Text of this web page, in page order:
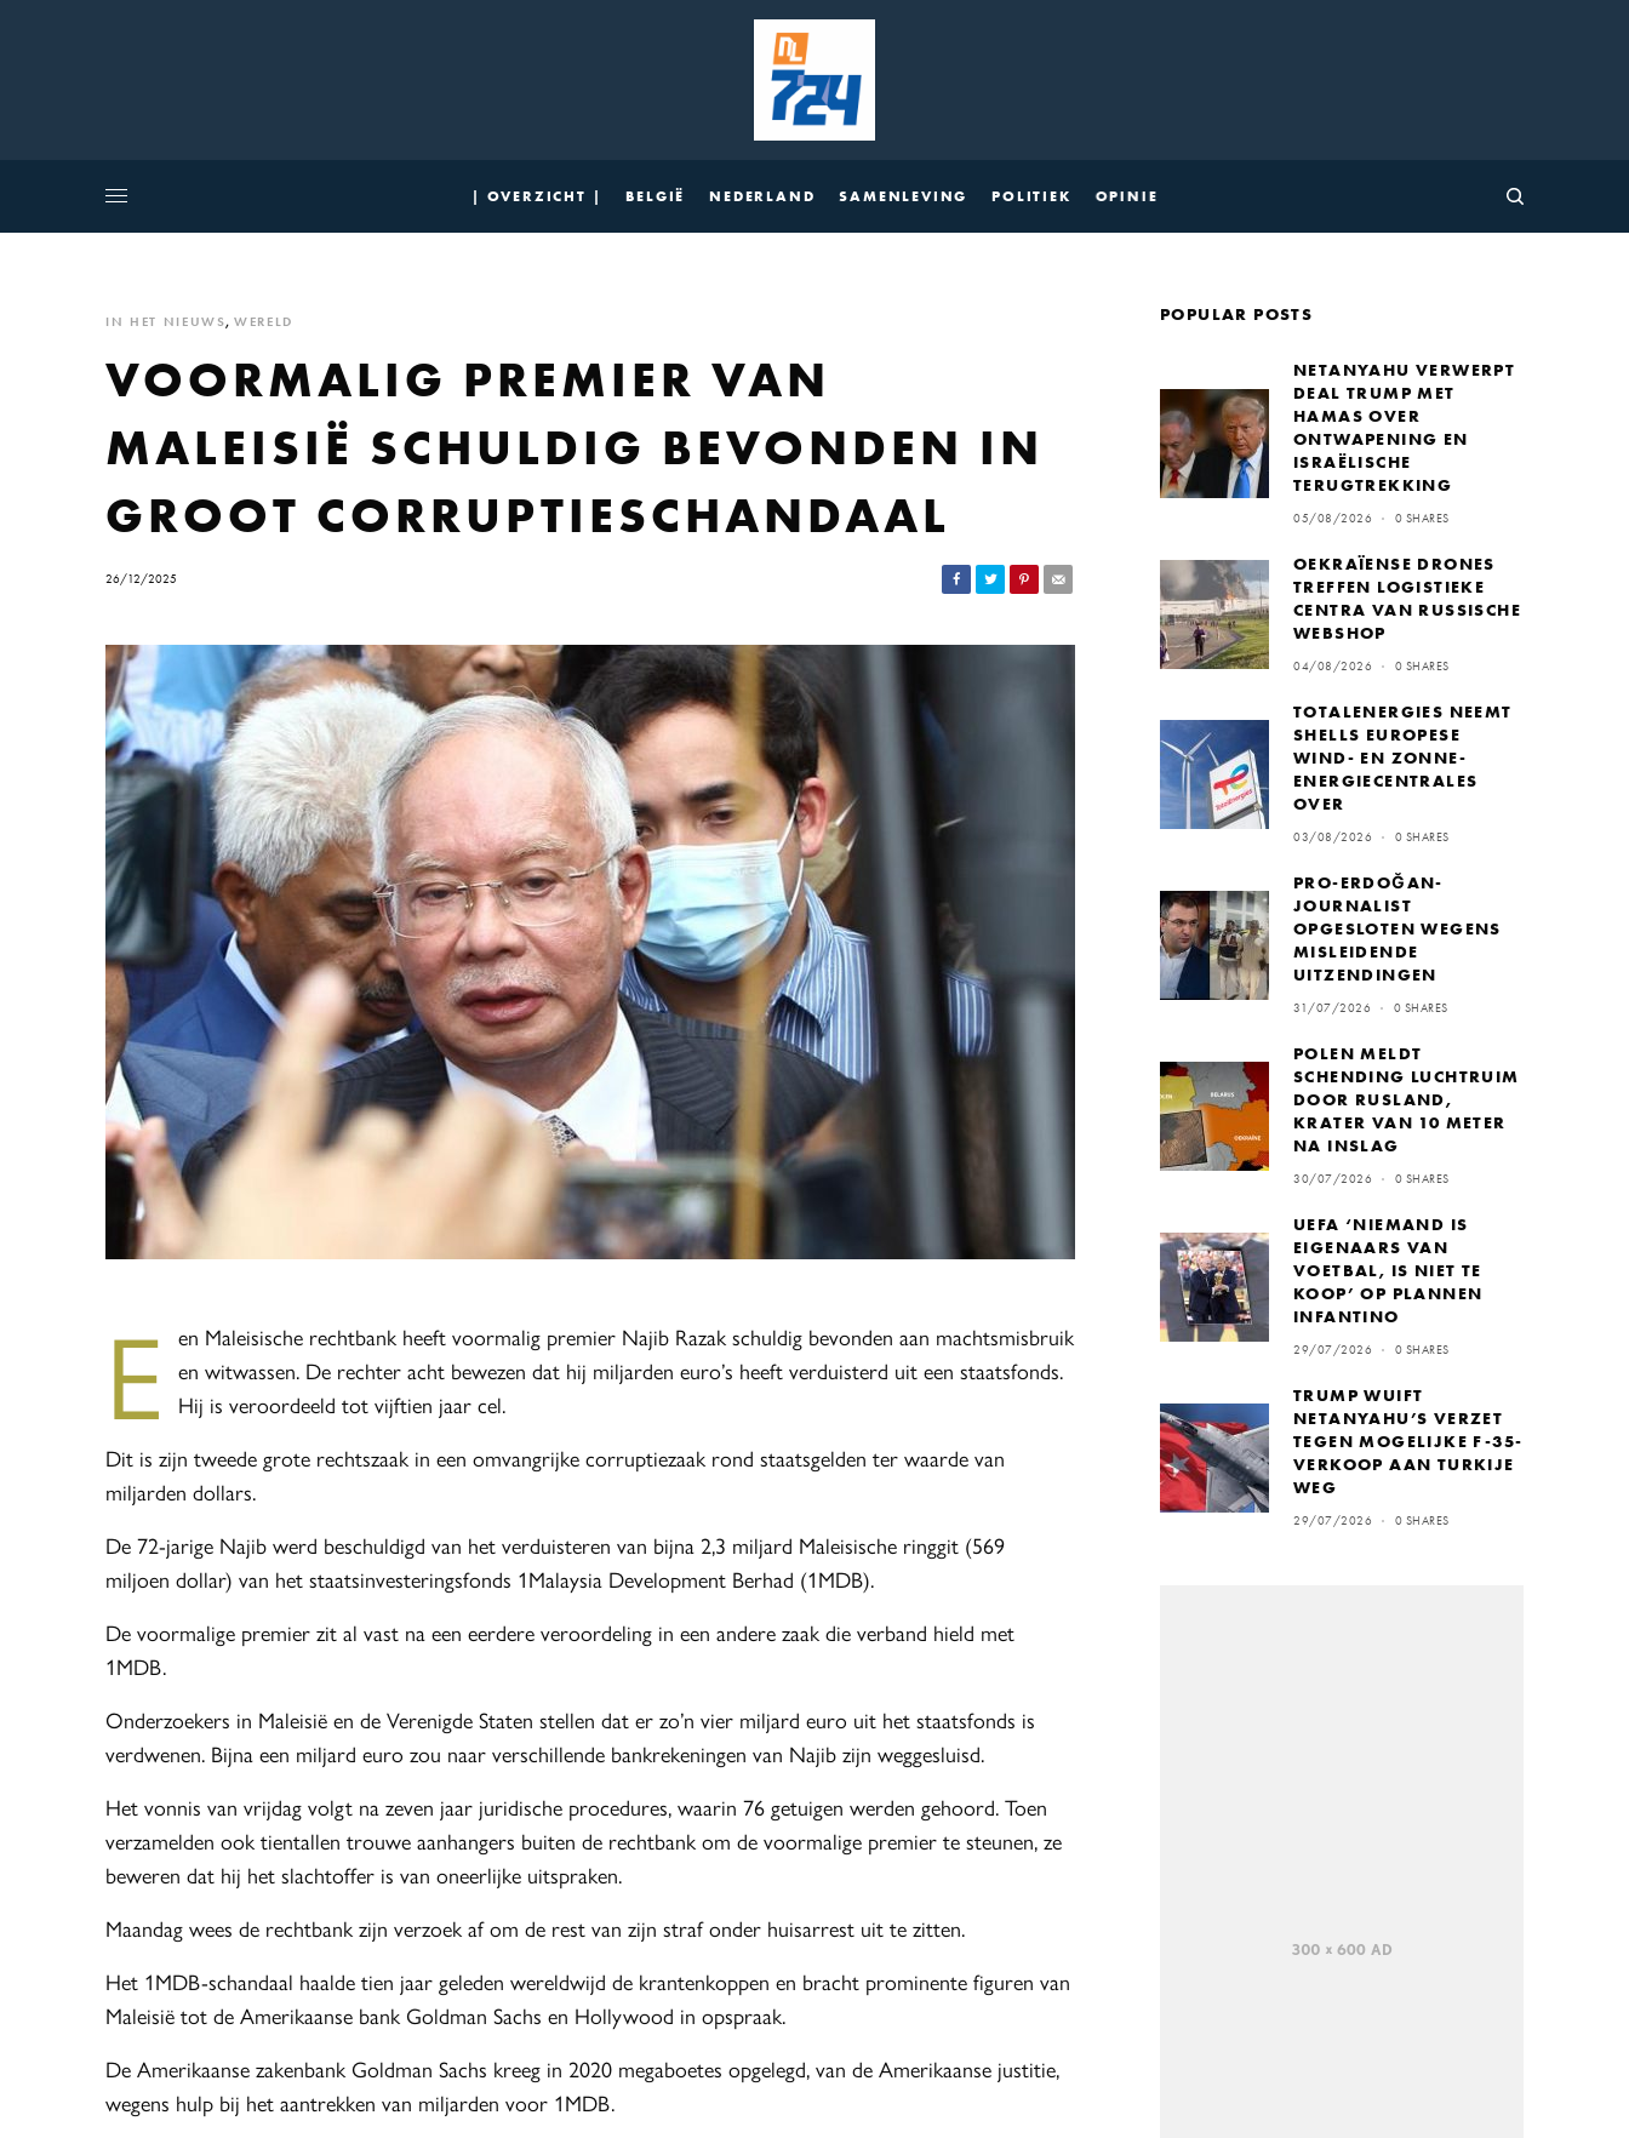
| OVERZICHT | BELGIË NEDERLAND SAMENLEVING POLITIEK OPINIE
IN HET NIEUWS, WERELD
VOORMALIG PREMIER VAN
MALEISIË SCHULDIG BEVONDEN IN
GROOT CORRUPTIESCHANDAAL
26/12/2025
E
en Maleisische rechtbank heeft voormalig premier Najib Razak schuldig bevonden aan machtsmisbruik
en witwassen. De rechter acht bewezen dat hij miljarden euro’s heeft verduisterd uit een staatsfonds.
Hij is veroordeeld tot vijftien jaar cel.
Dit is zijn tweede grote rechtszaak in een omvangrijke corruptiezaak rond staatsgelden ter waarde van
miljarden dollars.
De 72-jarige Najib werd beschuldigd van het verduisteren van bijna 2,3 miljard Maleisische ringgit (569
miljoen dollar) van het staatsinvesteringsfonds 1Malaysia Development Berhad (1MDB).
De voormalige premier zit al vast na een eerdere veroordeling in een andere zaak die verband hield met
1MDB.
Onderzoekers in Maleisië en de Verenigde Staten stellen dat er zo’n vier miljard euro uit het staatsfonds is
verdwenen. Bijna een miljard euro zou naar verschillende bankrekeningen van Najib zijn weggesluisd.
Het vonnis van vrijdag volgt na zeven jaar juridische procedures, waarin 76 getuigen werden gehoord. Toen
verzamelden ook tientallen trouwe aanhangers buiten de rechtbank om de voormalige premier te steunen, ze
beweren dat hij het slachtoffer is van oneerlijke uitspraken.
Maandag wees de rechtbank zijn verzoek af om de rest van zijn straf onder huisarrest uit te zitten.
Het 1MDB-schandaal haalde tien jaar geleden wereldwijd de krantenkoppen en bracht prominente figuren van
Maleisië tot de Amerikaanse bank Goldman Sachs en Hollywood in opspraak.
De Amerikaanse zakenbank Goldman Sachs kreeg in 2020 megaboetes opgelegd, van de Amerikaanse justitie,
wegens hulp bij het aantrekken van miljarden voor 1MDB.
POPULAR POSTS
NETANYAHU VERWERPT
DEAL TRUMP MET
HAMAS OVER
ONTWAPENING EN
ISRAËLISCHE
TERUGTREKKING
05/08/2026 0 SHARES
OEKRAÏENSE DRONES
TREFFEN LOGISTIEKE
CENTRA VAN RUSSISCHE
WEBSHOP
04/08/2026 0 SHARES
TOTALENERGIES NEEMT
SHELLS EUROPESE
WIND- EN ZONNE-
ENERGIECENTRALES
OVER
03/08/2026 0 SHARES
PRO-ERDOĞAN-
JOURNALIST
OPGESLOTEN WEGENS
MISLEIDENDE
UITZENDINGEN
31/07/2026 0 SHARES
POLEN MELDT
SCHENDING LUCHTRUIM
DOOR RUSLAND,
KRATER VAN 10 METER
NA INSLAG
30/07/2026 0 SHARES
UEFA ‘NIEMAND IS
EIGENAARS VAN
VOETBAL, IS NIET TE
KOOP’ OP PLANNEN
INFANTINO
29/07/2026 0 SHARES
TRUMP WUIFT
NETANYAHU’S VERZET
TEGEN MOGELIJKE F-35-
VERKOOP AAN TURKIJE
WEG
29/07/2026 0 SHARES